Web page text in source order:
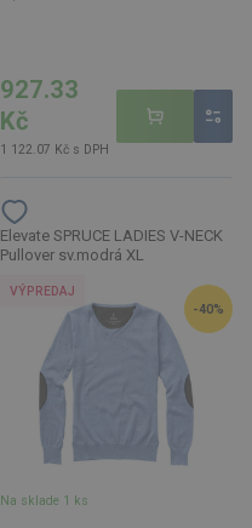
927.33
Kč
1 122.07 Kč s DPH
Elevate SPRUCE LADIES V-NECK
Pullover sv.modrá XL
VÝPREDAJ
-40%
Na sklade 1 ks